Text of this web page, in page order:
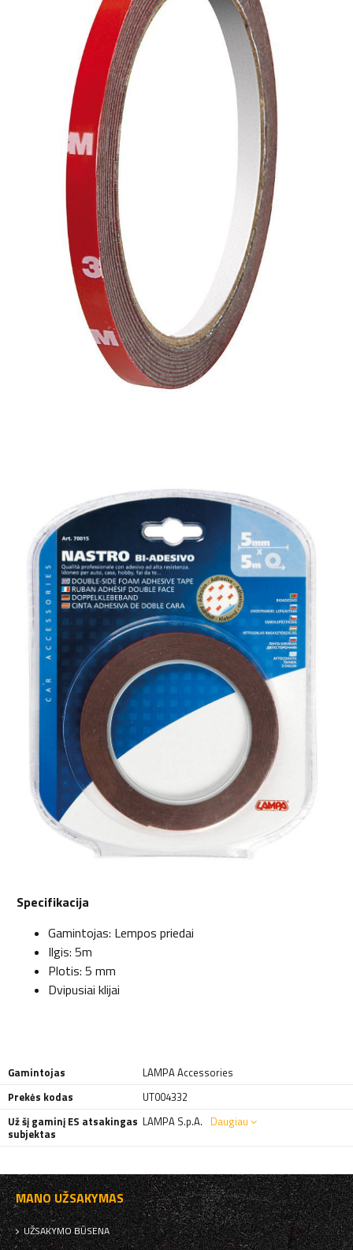
Specifikacija
Gamintojas: Lempos priedai
Ilgis: 5m
Plotis: 5 mm
Dvipusiai klijai
Gamintojas
LAMPA Accessories
Prekės kodas
UT004332
Už šį gaminį ES atsakingas
subjektas
LAMPA S.p.A. Daugiau
MANO UŽSAKYMAS
UŽSAKYMO BŪSENA